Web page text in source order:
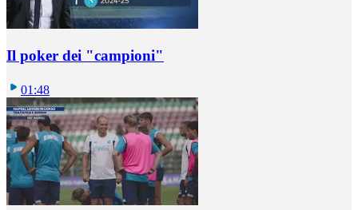
Il poker dei "campioni"
01:48